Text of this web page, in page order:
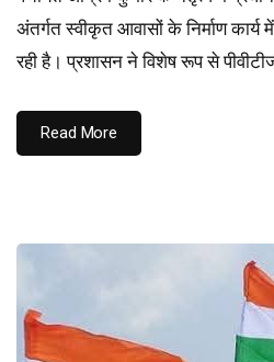
अंतर्गत स्वीकृत आवासों के निर्माण कार्य
रही है। प्रशासन ने विशेष रूप से
Read More